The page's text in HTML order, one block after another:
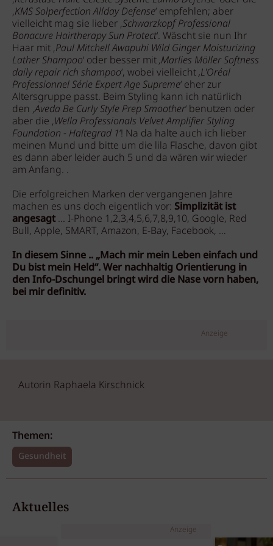
‚KMS Solperfection Allday Defense‘ empfehlen; aber
vielleicht mag sie lieber ‚Schwarzkopf Professional
Bonacure Hairtherapy Sun Protect‘. Wäscht sie nun Ihr
Haar mit ‚Paul Mitchell Awapuhi Wild Ginger Moisturizing
Lather Shampoo‘ oder besser mit‚Marlies Möller Softness
daily repair rich shampoo‘, wobei vielleicht‚L'Oréal
Professionnel Série Expert Age Supreme‘ eher zur
Altersgruppe passt. Beim Styling kann ich natürlich
den ‚Aveda Be Curly Style Prep Smoother‘ benutzen oder
aber die ‚Wella Professionals Velvet Amplifier Styling
Foundation - Haltegrad 1‘! Na da halte auch ich lieber
meinen Mund und bitte um die lila Flasche, davon gibt
es dann aber leider auch 5 und da wären wir wieder
am Anfang. .
Die erfolgreichen Marken der vergangenen Jahre
machen es uns doch eigentlich vor: Simplizität ist
angesagt... I-Phone 1,2,3,4,5,6,7,8,9,10, Google, Red
Bull, Apple, SMART, Amazon, E-Bay, Facebook, …
In diesem Sinne .. „Mach mir mein Leben einfach und
Du bist mein Held“. Wer nachhaltig Orientierung in
den Info-Dschungel bringt wird die Nase vorn haben,
bei mir definitiv.
Anzeige
Autorin Raphaela Kirschnick
Themen:
Gesundheit
Aktuelles
Anzeige